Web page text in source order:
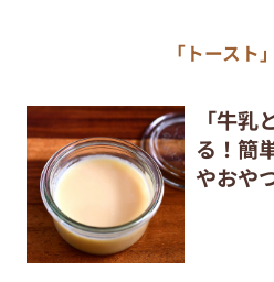
「トースト
「牛
る！簡
やおや